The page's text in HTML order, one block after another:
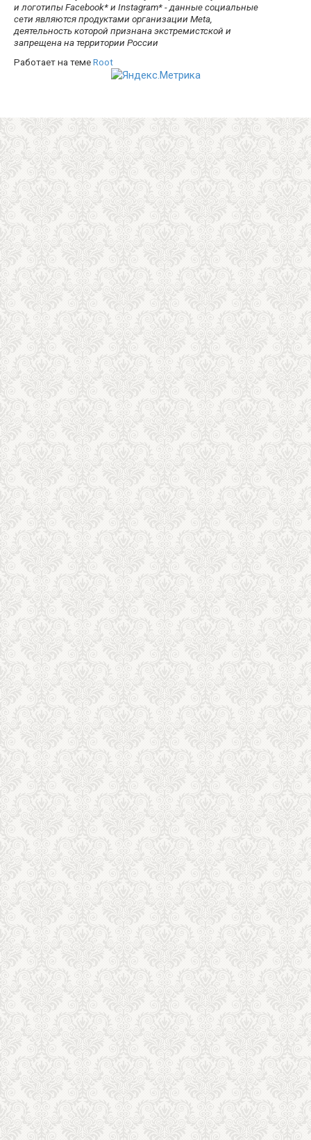
и логотипы Facebook* и Instagram* - данные социальные
сети являются продуктами организации Meta,
деятельность которой признана экстремистской и
запрещена на территории России
Работает на темеRoot